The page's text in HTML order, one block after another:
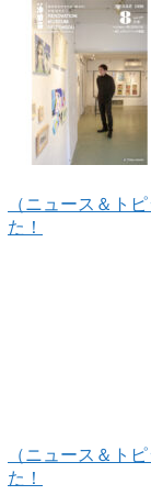
（ニュース＆ト
た！
（ニュース＆ト
た！